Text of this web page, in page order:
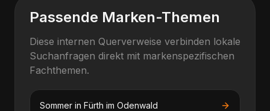
Passende Marken-Themen
Diese internen Querverweise verbinden lokale
Suchanfragen direkt mit markenspezifischen
Fachthemen.
Sommer in Fürth im Odenwald